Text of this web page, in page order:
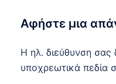
Αφήστε μια
Η ηλ. διεύθυνση σας
υποχρεωτικά πεδία